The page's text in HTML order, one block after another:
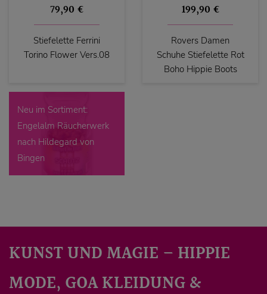
79,90 €
Stiefelette Ferrini
Torino Flower Vers.08
199,90 €
Rovers Damen
Schuhe Stiefelette Rot
Boho Hippie Boots
Neu im Sortiment:
Engelalm Räucherwerk
nach Hildegard von
Bingen
KUNST UND MAGIE – HIPPIE
MODE, GOA KLEIDUNG &